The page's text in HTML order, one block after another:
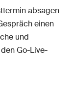
absagen
einen
und
Go-Live-